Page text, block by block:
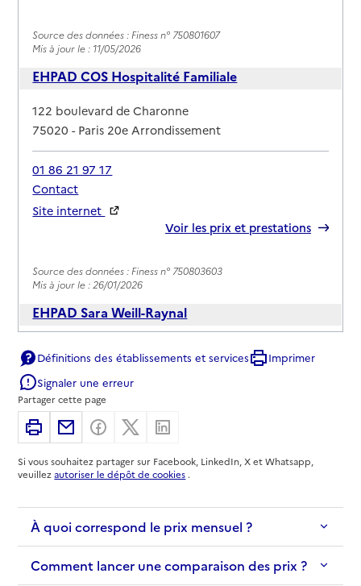
Source des données : Finess n° 750801607
Mis à jour le : 11/05/2026
EHPAD COS Hospitalité Familiale
Adresse
122 boulevard de Charonne
75020-Paris 20e Arrondissement
01 86 21 97 17
Contact
Site internet
Voir les prix et prestations
Source des données : Finess n° 750803603
Mis à jour le : 26/01/2026
EHPAD Sara Weill-Raynal
75020-Paris 20e Arrondissement
01 47 97 75 61
Rapport HAS
Voir les prix et prestations
Source des données : Finess n° 750721573
Mis à jour le : 27/07/2026
EHPAD Résidence Les airelles
Adresse
8 rue des Panoyaux
75020-Paris 20e Arrondissement
Définitions des établissements et services
Imprimer
Signaler une erreur
Partager cette page
ImprimerPartager par email
Partager sur Facebook
Partager sur X
Si vous souhaitez partager sur Facebook, LinkedIn, X et Whatsapp,
veuillezautoriser le dépôt de cookies .
À quoi correspond le prix mensuel ?
Comment lancer une comparaison des prix ?